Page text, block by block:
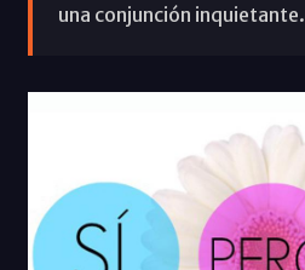
una conjunción inquietante.